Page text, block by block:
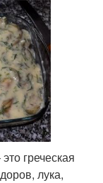
греческая
лука,